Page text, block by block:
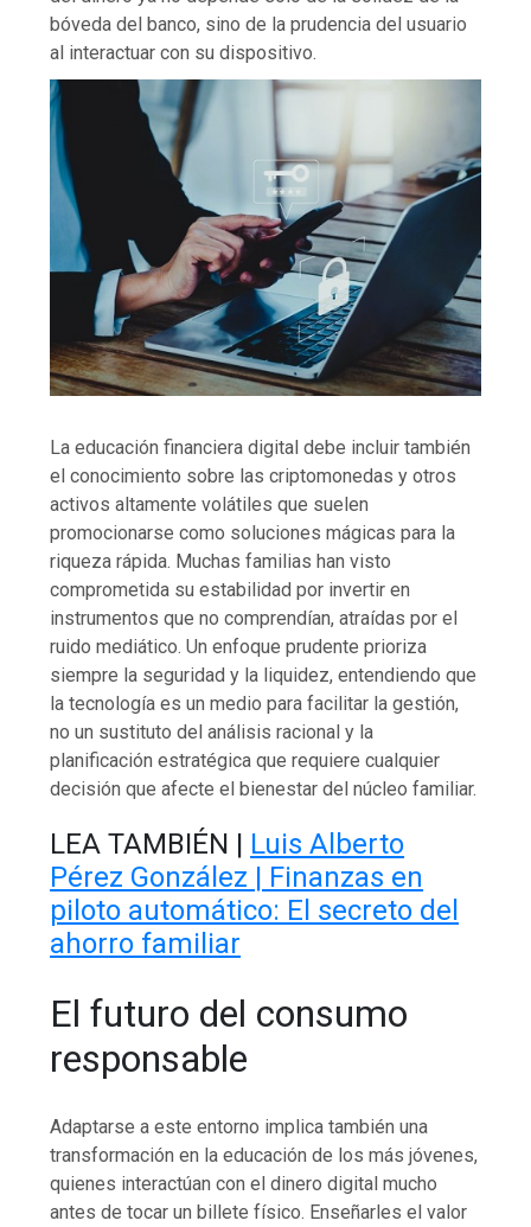
bóveda del banco, sino de la prudencia del usuario
al interactuar con su dispositivo.
La educación financiera digital debe incluir también
el conocimiento sobre las criptomonedas y otros
activos altamente volátiles que suelen
promocionarse como soluciones mágicas para la
riqueza rápida. Muchas familias han visto
comprometida su estabilidad por invertir en
instrumentos que no comprendían, atraídas por el
ruido mediático. Un enfoque prudente prioriza
siempre la seguridad y la liquidez, entendiendo que
la tecnología es un medio para facilitar la gestión,
no un sustituto del análisis racional y la
planificación estratégica que requiere cualquier
decisión que afecte el bienestar del núcleo familiar.
LEA TAMBIÉN | Luis Alberto
Pérez González | Finanzas en
piloto automático: El secreto del
ahorro familiar
El futuro del consumo
responsable
Adaptarse a este entorno implica también una
transformación en la educación de los más jóvenes,
quienes interactúan con el dinero digital mucho
antes de tocar un billete físico. Enseñarles el valor